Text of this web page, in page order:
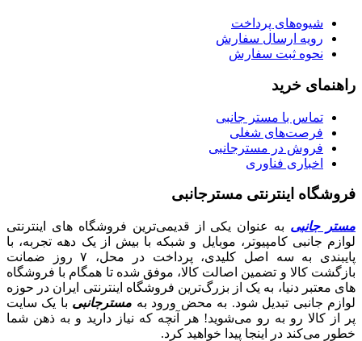
شیوه‌های پرداخت
رویه ارسال سفارش
نحوه ثبت سفارش
راهنمای خرید
تماس با مستر جانبی
فرصت‌های شغلی
فروش در مسترجانبی
اخباری فناوری
فروشگاه اینترنتی مسترجانبی
مستر جانبی به عنوان یکی از قدیمی‌ترین فروشگاه های اینترنتی
لوازم جانبی کامپیوتر، موبایل و شبکه با بیش از یک دهه تجربه، با
پایبندی به سه اصل کلیدی، پرداخت در محل، ۷ روز ضمانت
بازگشت کالا و تضمین اصالت کالا، موفق شده تا همگام با فروشگاه‌
های معتبر دنیا، به یک از بزرگ‌ترین فروشگاه اینترنتی ایران در حوزه
لوازم جانبی تبدیل شود. به محض ورود به مسترجانبی با یک سایت
پر از کالا رو به رو می‌شوید! هر آنچه که نیاز دارید و به ذهن شما
خطور می‌کند در اینجا پیدا خواهید کرد.